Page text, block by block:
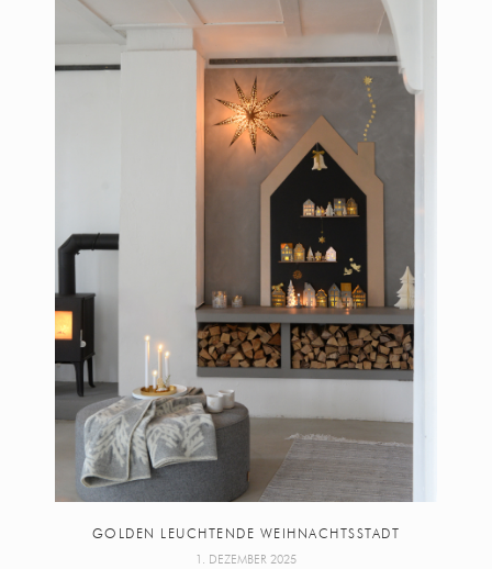
GOLDEN LEUCHTENDE WEIHNACHTSSTADT
1. DEZEMBER 2025